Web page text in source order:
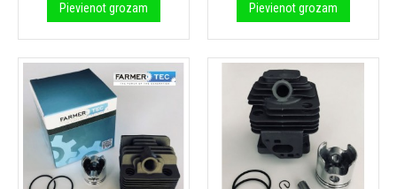
Pievienot grozam Pievienot grozam